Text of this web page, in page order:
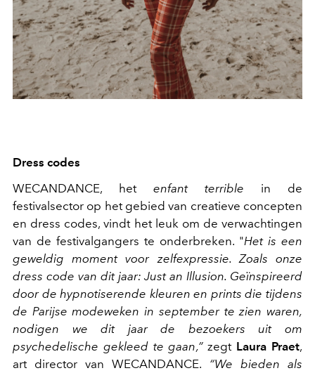
Dress codes
WECANDANCE, het enfant terrible in de
festivalsector op het gebied van creatieve concepten
en dress codes, vindt het leuk om de verwachtingen
van de festivalgangers te onderbreken. "Het is een
geweldig moment voor zelfexpressie. Zoals onze
dress code van dit jaar: Just an Illusion. Geïnspireerd
door de hypnotiserende kleuren en prints die tijdens
de Parijse modeweken in september te zien waren,
nodigen we dit jaar de bezoekers uit om
psychedelische gekleed te gaan,”zegt Laura Praet,
art director van WECANDANCE. “We bieden als